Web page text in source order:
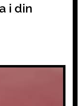
i din